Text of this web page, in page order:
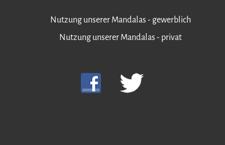
Nutzung unserer Mandalas - gewerblich
Nutzung unserer Mandalas - privat